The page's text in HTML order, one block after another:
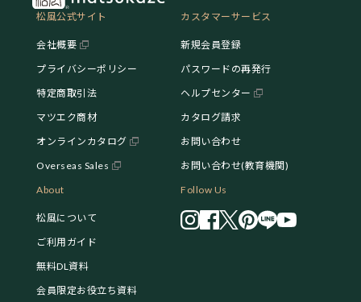
松風公式サイト
会社概要
プライバシーポリシー
特定商取引法
マツエク商材
オンラインカタログ
Overseas Sales
カスタマーサービス
新規会員登録
パスワードの再発行
ヘルプセンター
カタログ請求
お問い合わせ
お問い合わせ(教育機関)
About
松風について
ご利用ガイド
無料DL資料
会員限定お役立ち資料
Follow Us